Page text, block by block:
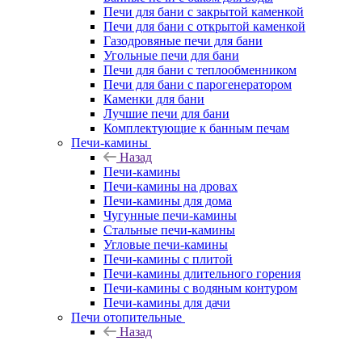
Печи для бани с закрытой каменкой
Печи для бани с открытой каменкой
Газодровяные печи для бани
Угольные печи для бани
Печи для бани с теплообменником
Печи для бани с парогенератором
Каменки для бани
Лучшие печи для бани
Комплектующие к банным печам
Печи-камины
Назад
Печи-камины
Печи-камины на дровах
Печи-камины для дома
Чугунные печи-камины
Стальные печи-камины
Угловые печи-камины
Печи-камины с плитой
Печи-камины длительного горения
Печи-камины с водяным контуром
Печи-камины для дачи
Печи отопительные
Назад